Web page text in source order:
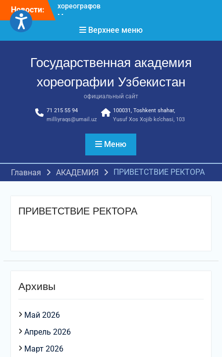
Перейти
содержимому
Новости:
Международное научное
Международное
признание и новые
хореографов!
Международное
признание и новые
достижения молодых
Верхнее меню
Государственная академия
хореографии Узбекистан
официальный сайт
71 215 55 94
milliyraqs@umail.uz
100031, Toshkent shahar,
Yusuf Xos Xojib ko‘chasi, 103
Меню
Главная АКАДЕМИЯ ПРИВЕТСТВИЕ РЕКТОРА
ПРИВЕТСТВИЕ РЕКТОРА
Архивы
Май 2026
Апрель 2026
Март 2026